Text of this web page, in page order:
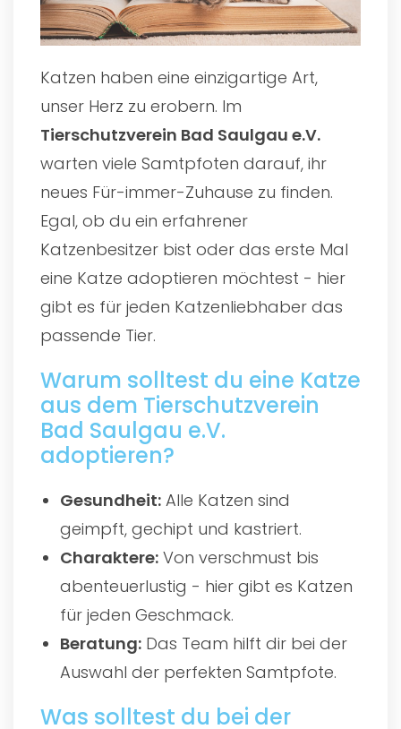
Katzen haben eine einzigartige Art,
unser Herz zu erobern. Im
Tierschutzverein Bad Saulgau e.V.
warten viele Samtpfoten darauf, ihr
neues Für-immer-Zuhause zu finden.
Egal, ob du ein erfahrener
Katzenbesitzer bist oder das erste Mal
eine Katze adoptieren möchtest - hier
gibt es für jeden Katzenliebhaber das
passende Tier.
Warum solltest du eine Katze
aus dem Tierschutzverein
Bad Saulgau e.V.
adoptieren?
Gesundheit: Alle Katzen sind
geimpft, gechipt und kastriert.
Charaktere: Von verschmust bis
abenteuerlustig - hier gibt es Katzen
für jeden Geschmack.
Beratung: Das Team hilft dir bei der
Auswahl der perfekten Samtpfote.
Was solltest du bei der